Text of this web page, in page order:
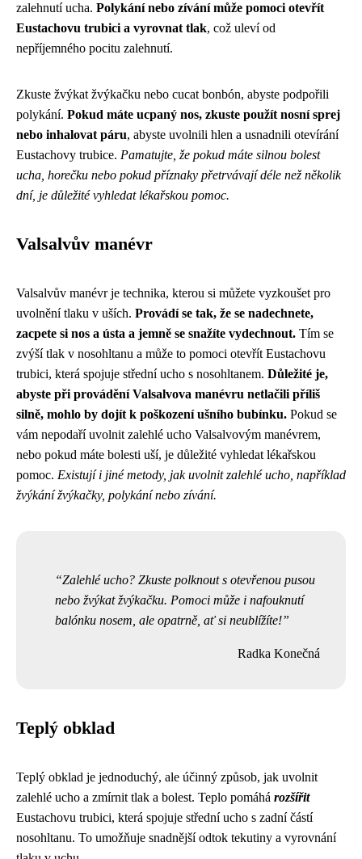
zalehnutí ucha. Polykání nebo zívání může pomoci otevřít
Eustachovu trubici a vyrovnat tlak, což uleví od
nepříjemného pocitu zalehnutí.
Zkuste žvýkat žvýkačku nebo cucat bonbón, abyste podpořili
polykání. Pokud máte ucpaný nos, zkuste použít nosní sprej
nebo inhalovat páru, abyste uvolnili hlen a usnadnili otevírání
Eustachovy trubice. Pamatujte, že pokud máte silnou bolest
ucha, horečku nebo pokud příznaky přetrvávají déle než několik
dní, je důležité vyhledat lékařskou pomoc.
Valsalvův manévr
Valsalvův manévr je technika, kterou si můžete vyzkoušet pro
uvolnění tlaku v uších. Provádí se tak, že se nadechnete,
zacpete si nos a ústa a jemně se snažíte vydechnout. Tím se
zvýší tlak v nosohltanu a může to pomoci otevřít Eustachovu
trubici, která spojuje střední ucho s nosohltanem. Důležité je,
abyste při provádění Valsalvova manévru netlačili příliš
silně, mohlo by dojít k poškození ušního bubínku. Pokud se
vám nepodaří uvolnit zalehlé ucho Valsalvovým manévrem,
nebo pokud máte bolesti uší, je důležité vyhledat lékařskou
pomoc. Existují i jiné metody, jak uvolnit zalehlé ucho, například
žvýkání žvýkačky, polykání nebo zívání.
Zalehlé ucho? Zkuste polknout s otevřenou pusou
nebo žvýkat žvýkačku. Pomoci může i nafouknutí
balónku nosem, ale opatrně, ať si neublížíte!
Radka Konečná
Teplý obklad
Teplý obklad je jednoduchý, ale účinný způsob, jak uvolnit
zalehlé ucho a zmírnit tlak a bolest. Teplo pomáhá rozšířit
Eustachovu trubici, která spojuje střední ucho s zadní částí
nosohltanu. To umožňuje snadnější odtok tekutiny a vyrovnání